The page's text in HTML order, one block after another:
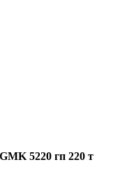
5220 гп 220 т